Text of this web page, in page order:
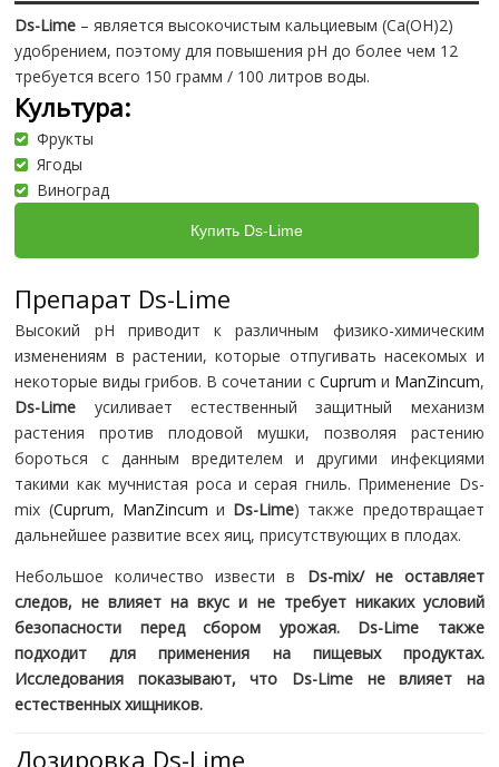
Ds-Lime – является высокочистым кальциевым (Ca(OH)2)
удобрением, поэтому для повышения pH до более чем 12
требуется всего 150 грамм / 100 литров воды.
Культура:
Фрукты
Ягоды
Виноград
Купить Ds-Lime
Препарат Ds-Lime
Высокий pH приводит к различным физико-химическим
изменениям в растении, которые отпугивать насекомых и
некоторые виды грибов. В сочетании с Cuprum и ManZincum,
Ds-Lime усиливает естественный защитный механизм
растения против плодовой мушки, позволяя растению
бороться с данным вредителем и другими инфекциями
такими как мучнистая роса и серая гниль. Применение Ds-
mix (Cuprum, ManZincum и Ds-Lime) также предотвращает
дальнейшее развитие всех яиц, присутствующих в плодах.
Небольшое количество извести в Ds-mix/ не оставляет
следов, не влияет на вкус и не требует никаких условий
безопасности перед сбором урожая. Ds-Lime также
подходит для применения на пищевых продуктах.
Исследования показывают, что Ds-Lime не влияет на
естественных хищников.
Дозировка Ds-Lime